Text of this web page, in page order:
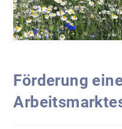
Förderung